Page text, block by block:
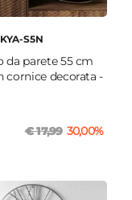
KYA-S5N
da parete 55 cm
cornice decorata -
€ 17,99 30,00%